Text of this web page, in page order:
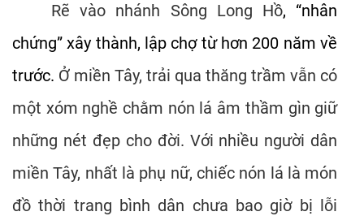
Rẽ vào nhánh Sông Long Hồ, “nhân
chứng” xây thành, lập chợ từ hơn 200 năm về
trước. Ở miền Tây, trải qua thăng trầm vẫn có
một xóm nghề chằm nón lá âm thầm gìn giữ
những nét đẹp cho đời. Với nhiều người dân
miền Tây, nhất là phụ nữ, chiếc nón lá là món
đồ thời trang bình dân chưa bao giờ bị lỗi